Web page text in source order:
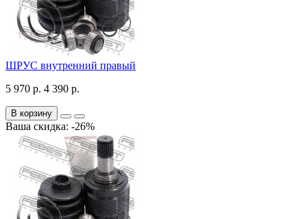
ШРУС внутренний правый
5 970 р. 4 390 р.
В корзину
Ваша скидка: -26%